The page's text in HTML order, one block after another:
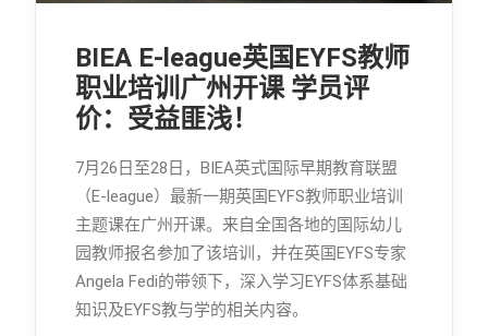
BIEA E-league英国EYFS教师
职业培训广州开课 学员评
价：受益匪浅！
7月26日至28日，BIEA英式国际早期教育联盟
（E-league）最新一期英国EYFS教师职业培训
主题课在广州开课。来自全国各地的国际幼儿
园教师报名参加了该培训，并在英国EYFS专家
Angela Fedi的带领下，深入学习EYFS体系基础
知识及EYFS教与学的相关内容。